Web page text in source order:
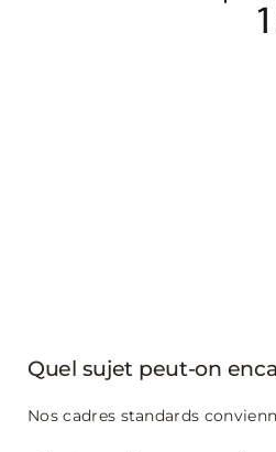
Quel sujet peut-on
Nos cadres standards